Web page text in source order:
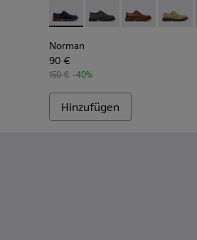
für Herren.für Herren.
Norman - K100998-008 -
Norman - K100998-
Norman -
Norman
90 €
150 € -40%
Hinzufügen